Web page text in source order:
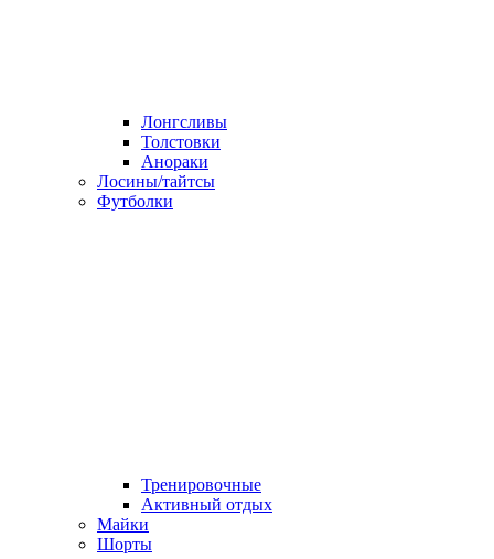
Лонгсливы
Толстовки
Анораки
Лосины/тайтсы
Футболки
Тренировочные
Активный отдых
Майки
Шорты